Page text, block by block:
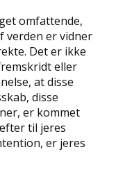
omfattende,
verden er vidner
Det er ikke
eller
at disse
disse
er kommet
til jeres
er jeres